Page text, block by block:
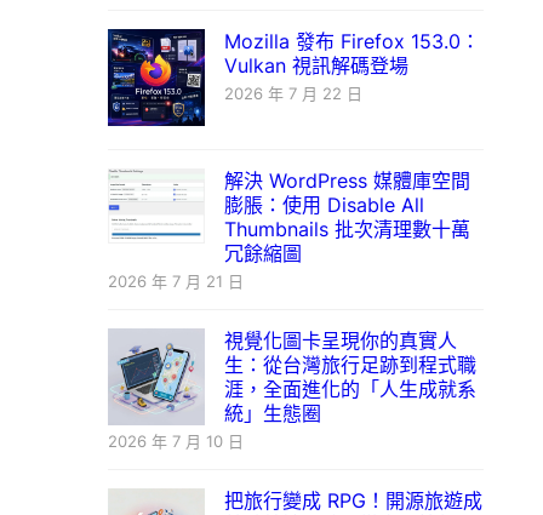
Mozilla 發布 Firefox 153.0：
Vulkan 視訊解碼登場
2026 年 7 月 22 日
解決 WordPress 媒體庫空間
膨脹：使用 Disable All
Thumbnails 批次清理數十萬
冗餘縮圖
2026 年 7 月 21 日
視覺化圖卡呈現你的真實人
生：從台灣旅行足跡到程式職
涯，全面進化的「人生成就系
統」生態圈
2026 年 7 月 10 日
把旅行變成 RPG！開源旅遊成